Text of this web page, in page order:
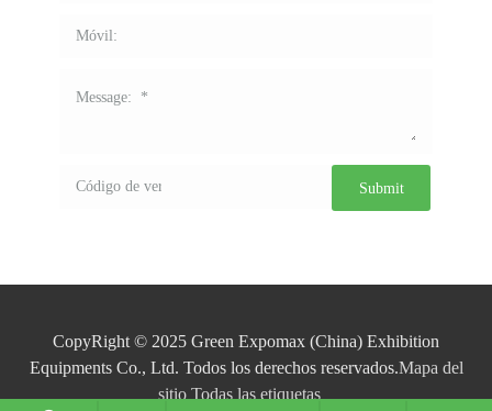
CopyRight © 2025 Green Expomax (China) Exhibition
Equipments Co., Ltd. Todos los derechos reservados.Mapa del
sitio Todas las etiquetas